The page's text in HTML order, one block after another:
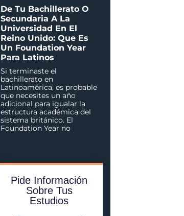
De Tu Bachillerato O
Secundaria A La
Universidad En El
Reino Unido: Que Es
Un Foundation Year
Para Latinos
Si terminaste el
bachillerato en
Latinoamérica, es probable
que necesites un año
adicional para igualar la
estructura académica del
sistema británico. El
Foundation Year no
Pide Información
Sobre Tus
Estudios